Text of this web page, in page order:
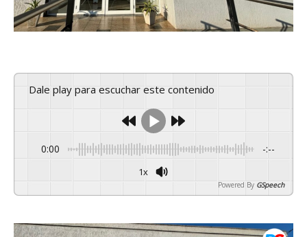
Dale play para escuchar este contenido
0:00 -:--
1x
Powered By GSpeech